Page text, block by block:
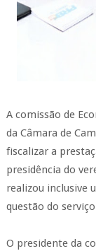
A comissão de
da Câmara de
fiscalizar a
presidência do
realizou inclusive
questão do
O presidente da